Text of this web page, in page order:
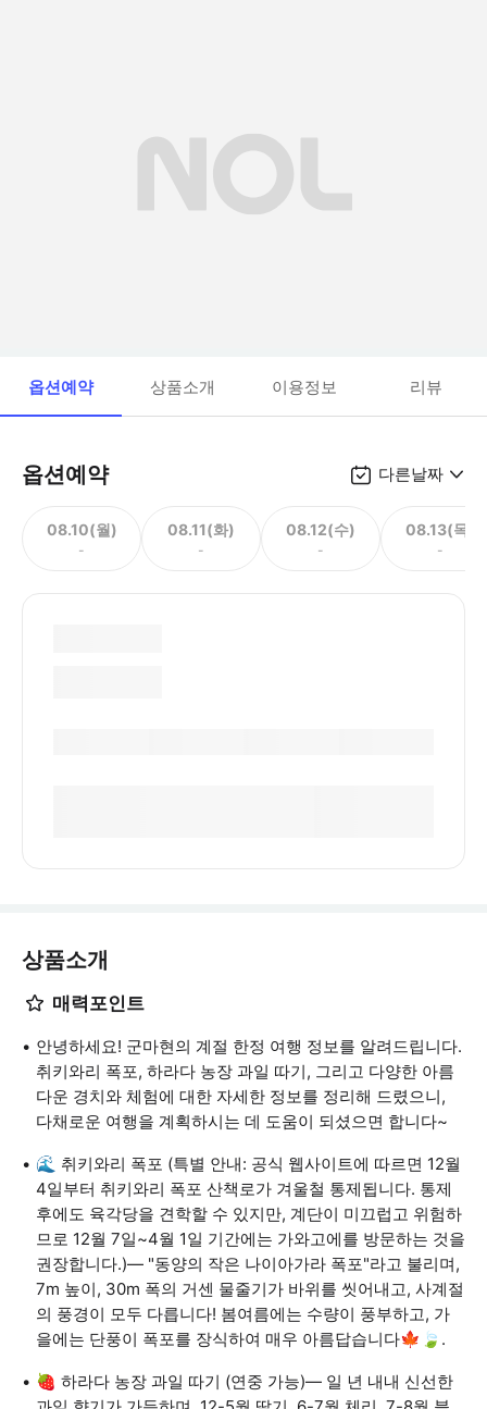
옵션예약 상품소개 이용정보 리뷰
옵션예약 다른날짜
08.10(월)
-
08.11(화)
-
08.12(수)
-
08.13(목)
-
상품소개
매력포인트
안녕하세요! 군마현의 계절 한정 여행 정보를 알려드립니다.
취키와리 폭포, 하라다 농장 과일 따기, 그리고 다양한 아름
다운 경치와 체험에 대한 자세한 정보를 정리해 드렸으니,
다채로운 여행을 계획하시는 데 도움이 되셨으면 합니다~
🌊 취키와리 폭포 (특별 안내: 공식 웹사이트에 따르면 12월
4일부터 취키와리 폭포 산책로가 겨울철 통제됩니다. 통제
후에도 육각당을 견학할 수 있지만, 계단이 미끄럽고 위험하
므로 12월 7일~4월 1일 기간에는 가와고에를 방문하는 것을
권장합니다.)— "동양의 작은 나이아가라 폭포"라고 불리며,
7m 높이, 30m 폭의 거센 물줄기가 바위를 씻어내고, 사계절
의 풍경이 모두 다릅니다! 봄여름에는 수량이 풍부하고, 가
을에는 단풍이 폭포를 장식하여 매우 아름답습니다🍁🍃.
🍓 하라다 농장 과일 따기 (연중 가능)— 일 년 내내 신선한